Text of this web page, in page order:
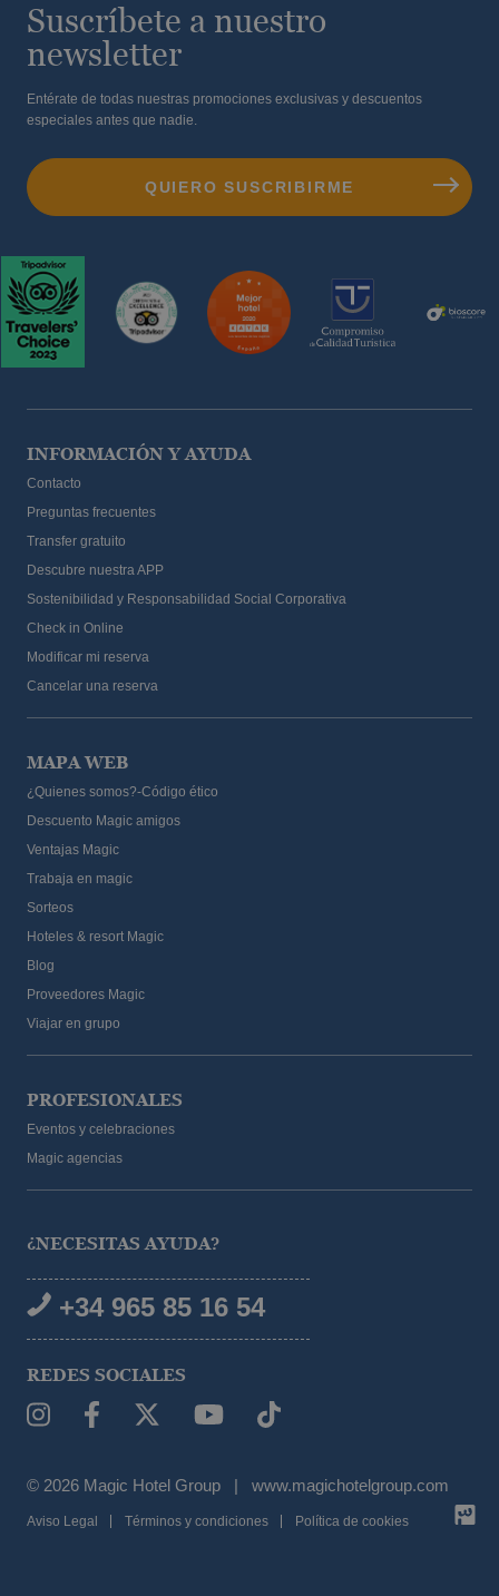
CONSULTA DISPONIBILIDAD
Suscríbete a nuestro
newsletter
Entérate de todas nuestras promociones exclusivas y descuentos
especiales antes que nadie.
INFORMACIÓN Y AYUDA
Contacto
Preguntas frecuentes
Transfer gratuito
Descubre nuestra APP
Sostenibilidad y Responsabilidad Social Corporativa
Check in Online
Modificar mi reserva
Cancelar una reserva
MAPA WEB
¿Quienes somos?-Código ético
Descuento Magic amigos
Ventajas Magic
Trabaja en magic
Sorteos
Hoteles & resort Magic
Blog
Proveedores Magic
Viajar en grupo
PROFESIONALES
Eventos y celebraciones
Magic agencias
¿NECESITAS AYUDA?
+34 965 85 16 54
REDES SOCIALES
© 2026 Magic Hotel Group | www.magichotelgroup.com
Aviso Legal Términos y condiciones Política de cookies